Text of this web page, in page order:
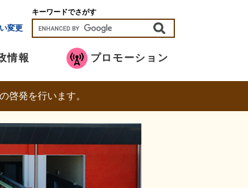
変更
キーワードでさがす
情報 プロモーション
啓発を行います。